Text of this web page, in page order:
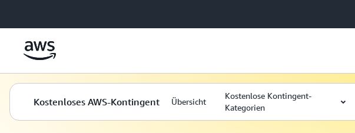
Kostenloses AWS-Kontingent Übersicht
Kostenlose Kontingent-
Kategorien